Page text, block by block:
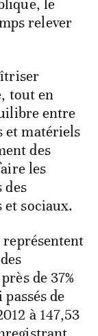
le
relever
tout en
entre
et matériels
des
les
des
sociaux.
représentent
de 37%
de
à 147,53